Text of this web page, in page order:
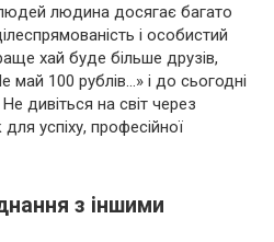
людина досягає багато
і особистий
хай буде більше друзів,
май 100 рублів…» і до сьогодні
дивіться на світ через
успіху, професійної
з іншими